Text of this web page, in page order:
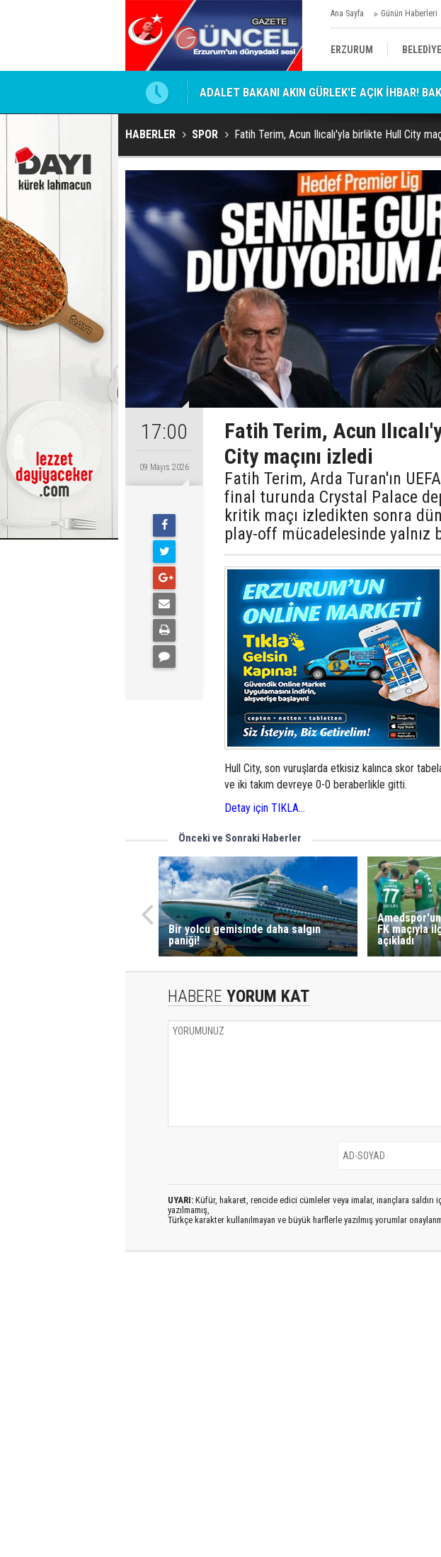
Ana Sayfa Günün Haberleri
ERZURUM
SİYASET AFAD/
KÜLTÜR/SANAT//
ADALET BAKANI AKIN GÜRLEK'E AÇIK İHBAR!
HABERLER SPOR Fatih Terim, Acun Ilıcalı'yla birlikte Hull City
17:00
09 Mayıs 2026
Fatih Terim, Acun
City maçını izledi
Fatih Terim, Arda Turan'ın
final turunda Crystal Palace
kritik maçı izledikten sonra dün
play-off mücadelesinde yalnız
Hull City, son vuruşlarda etkisiz kalınca skor
ve iki takım devreye 0-0 beraberlikle gitti.
Detay için TIKLA...
Önceki ve Sonraki Haberler
Bir yolcu gemisinde daha salgın
paniği!
FK maçıyla
açıkladı
HABERE YORUM KAT
UYARI: Küfür, hakaret, rencide edici cümleler veya imalar, inançlara saldırı
yazılmamış,
Türkçe karakter kullanılmayan ve büyük harflerle yazılmış yorumlar